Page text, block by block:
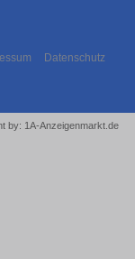
Datenschutz
by: 1A-Anzeigenmarkt.de